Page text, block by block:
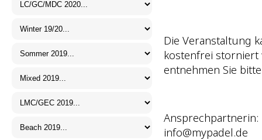
Die Veranstaltung
kostenfrei storniert
entnehmen Sie
Ansprechpartnerin:
info@mypadel.de